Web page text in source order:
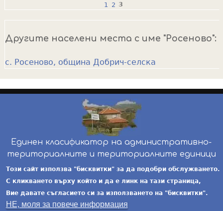
a
g
e
s
1 2 3
Другите населени места с име "Росеново":
с. Росеново, община Добрич-селска
Единен класификатор на административно-
териториалните и териториалните единици
инж. Бойчо Добрев-ekatte.com-условия за
ползване
Този сайт използва "бисквитки" за да подобри обслужването.
С кликването върху който и да е линк на тази страница,
Вие давате съгласието си за използването на "бисквитки".
НЕ, моля за повече информация